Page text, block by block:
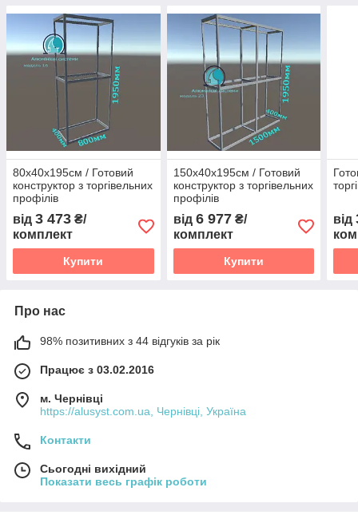
80х40х195см / Готовий
конструктор з торгівельних
профілів
від 3 473 ₴/
комплект
Купити
150х40х195см / Готовий
конструктор з торгівельних
профілів
від 6 977₴/
комплект
Купити
від
Про нас
98% позитивних з 44 відгуків за рік
Працює з 03.02.2016
м. Чернівці
https://alusyst.com.ua, Чернівці, Україна
Контакти
Сьогодні вихідний
Показати весь графік роботи